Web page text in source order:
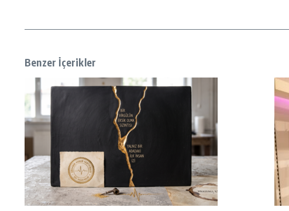
Benzer İçerikler